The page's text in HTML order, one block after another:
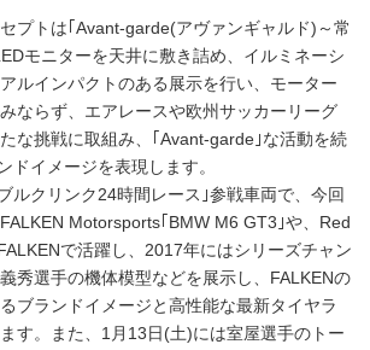
プトは｢Avant-garde(アヴァンギャルド)～常
モニターを天井に敷き詰め、イルミネーシ
ルインパクトのある展示を行い、モーター
ならず、エアレースや欧州サッカーリーグ
な挑戦に取組み、｢Avant-garde｣な活動を続
ドイメージを表現します。
ルクリンク24時間レース｣参戦車両で、今回
Motorsports｢BMW M6 GT3｣や、Red
で活躍し、2017年にはシリーズチャン
秀選手の機体模型などを展示し、FALKENの
ブランドイメージと高性能な最新タイヤラ
す。また、1月13日(土)には室屋選手のトー